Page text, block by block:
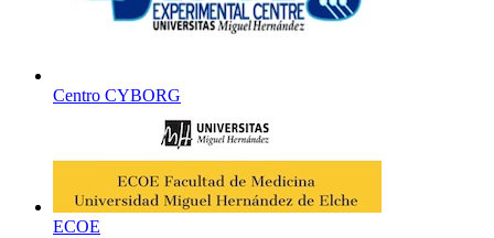
Centro CYBORG
ECOE